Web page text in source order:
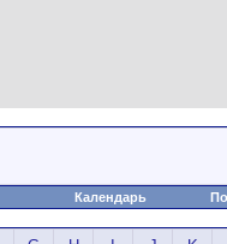
Календарь